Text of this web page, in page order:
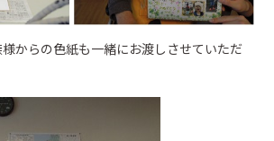
からの色紙も一緒にお渡しさせていただ